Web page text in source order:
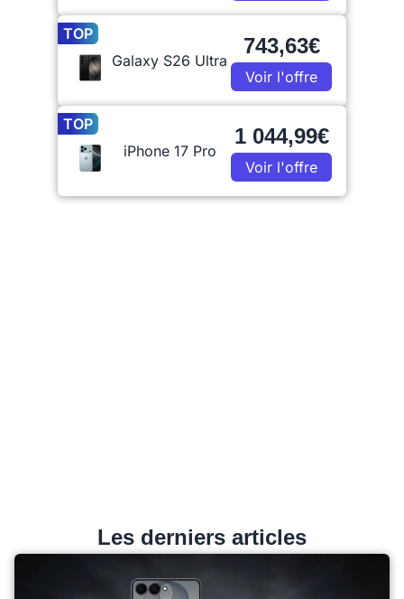
TOP
Galaxy S26 Ultra
743,63€
Voir l'offre
TOP
iPhone 17 Pro
1 044,99€
Voir l'offre
Les derniers articles